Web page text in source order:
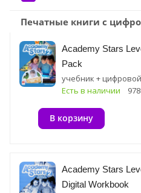
Печатные книги с
Academy Stars
Pack
учебник +
Есть в наличии
В корзину
Academy Stars
Digital Workbook